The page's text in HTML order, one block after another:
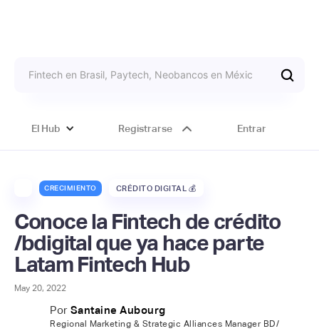
El Hub Registrarse Entrar
CRECIMIENTO CRÉDITO DIGITAL 💰
Conoce la Fintech de crédito
/bdigital que ya hace parte
Latam Fintech Hub
May 20, 2022
Por Santaine Aubourg
Regional Marketing & Strategic Alliances Manager BD/